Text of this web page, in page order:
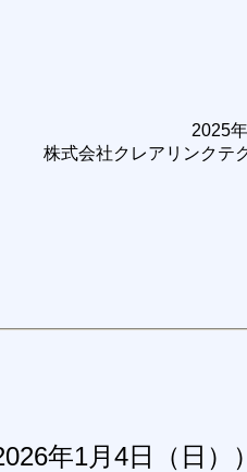
2025
株式会社クレアリンクテ
年1月4日（日））